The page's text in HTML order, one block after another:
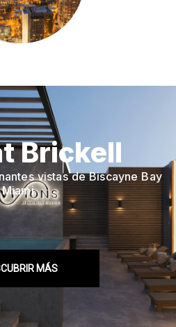
Brickell
vistas de Biscayne Bay
MÁS